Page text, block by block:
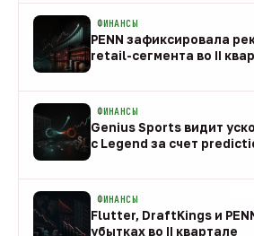
ФИНАНСЫ
PENN зафиксировала
retail-сегмента во II
ФИНАНСЫ
Genius Sports видит
с Legend за счет
ФИНАНСЫ
Flutter, DraftKings и
убытках во II квартале